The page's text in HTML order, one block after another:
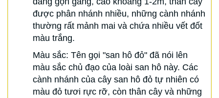
được phân nhánh nhiều, những cành nhánh
thường rất mảnh mai và chứa nhiều vết đốt
màu trắng.
Màu sắc: Tên gọi "san hô đỏ" đã nói lên
màu sắc chủ đạo của loài san hô này. Các
cành nhánh của cây san hô đỏ tự nhiên có
màu đỏ tươi rực rỡ, còn thân cây và những